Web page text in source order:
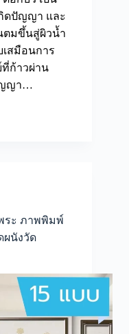
ดปัญญา และ
ตมขึ้นสู่ผิวน้ำ
เสมือนการ
ก้าวผ่าน
ญญา…
ระ ภาพพิมพ์
ผนังวัด